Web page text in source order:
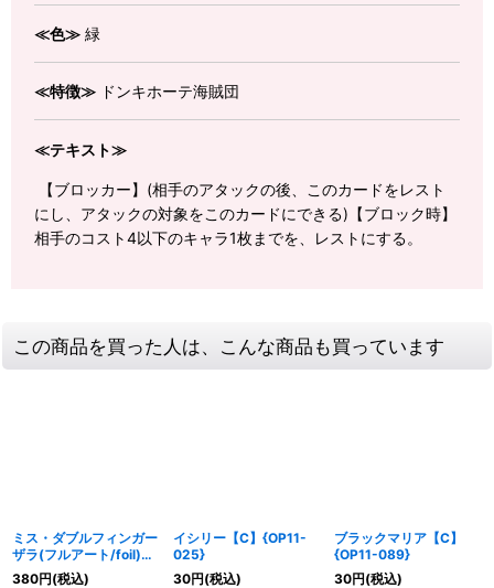
≪色≫ 緑
≪特徴≫ ドンキホーテ海賊団
≪テキスト≫
【ブロッカー】(相手のアタックの後、このカードをレスト
にし、アタックの対象をこのカードにできる)【ブロック時】
相手のコスト4以下のキャラ1枚までを、レストにする。
この商品を買った人は、こんな商品も買っています
ミス・ダブルフィンガー
ザラ(フルアート/foil)
【UC】{OP05-073}
380円(税込)
イシリー【C】{OP11-
025}
30円(税込)
ブラックマリア【C】
{OP11-089}
30円(税込)